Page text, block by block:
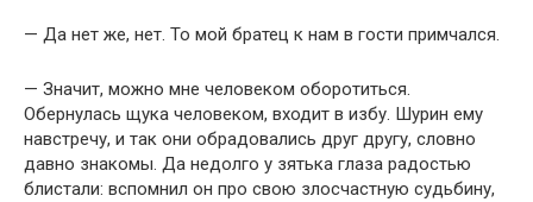
— Да нет же, нет. То мой братец к нам в гости примчался.
— Значит, можно мне человеком оборотиться.
Обернулась щука человеком, входит в избу. Шурин ему
навстречу, и так они обрадовались друг другу, словно
давно знакомы. Да недолго у зятька глаза радостью
блистали: вспомнил он про свою злосчастную судьбину,